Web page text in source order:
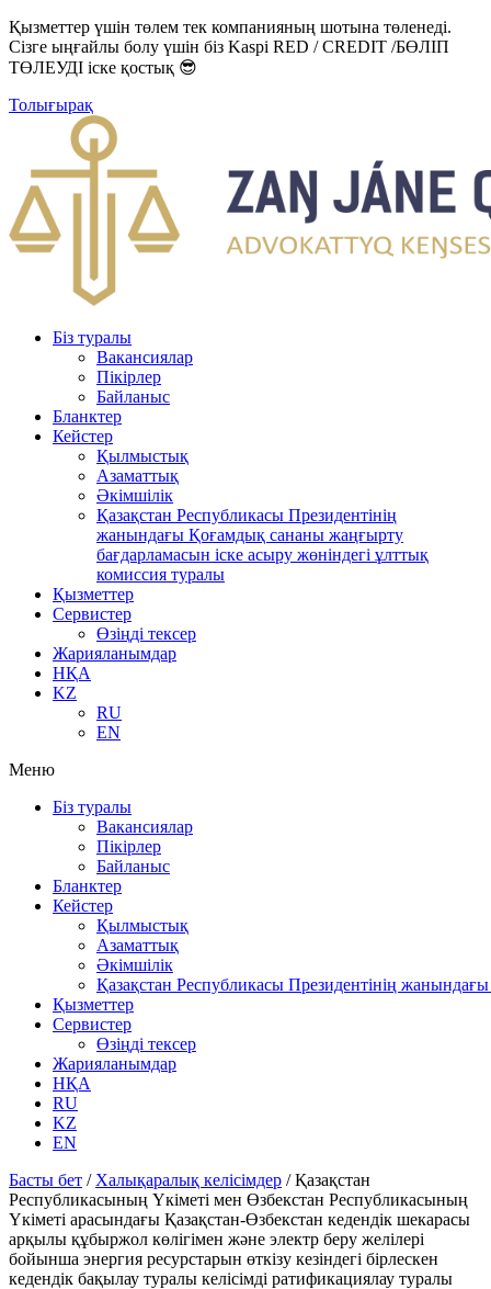
Қызметтер үшін төлем тек компанияның шотына төленеді.
Сізге ыңғайлы болу үшін біз Kaspi RED / CREDIT /БӨЛІП
ТӨЛЕУДІ іске қостық 😎
Толығырақ
Біз туралы
Вакансиялар
Пікірлер
Байланыс
Бланктер
Кейстер
Қылмыстық
Азаматтық
Әкімшілік
Қазақстан Республикасы Президентінің
жанындағы Қоғамдық сананы жаңғырту
бағдарламасын іске асыру жөніндегі ұлттық
комиссия туралы
Қызметтер
Сервистер
Өзіңді тексер
Жарияланымдар
НҚА
KZ
RU
EN
Меню
Біз туралы
Вакансиялар
Пікірлер
Байланыс
Бланктер
Кейстер
Қылмыстық
Азаматтық
Әкімшілік
Қазақстан Республикасы Президентінің
Қызметтер
Сервистер
Өзіңді тексер
Жарияланымдар
НҚА
RU
KZ
EN
Басты бет / Халықаралық келісімдер /Қазақстан
Республикасының Үкіметі мен Өзбекстан Республикасының
Үкіметі арасындағы Қазақстан-Өзбекстан кедендік шекарасы
арқылы құбыржол көлігімен және электр беру желілері
бойынша энергия ресурстарын өткізу кезіндегі бірлескен
кедендік бақылау туралы келісімді ратификациялау туралы